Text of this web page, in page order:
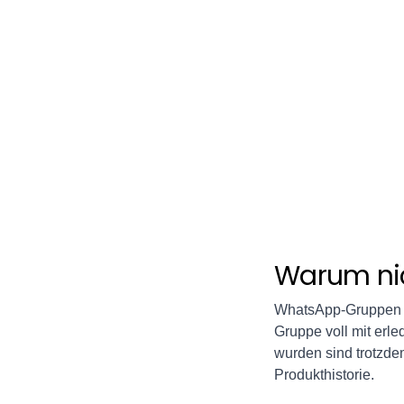
Warum
WhatsApp-
Gruppe voll mit
wurden sind
Produkthistorie.